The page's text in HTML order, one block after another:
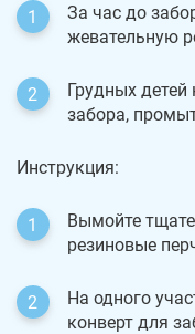
За час до
жевательную
Грудных
забора,
Инструкция:
Вымойте
резиновые
На одного
конверт для